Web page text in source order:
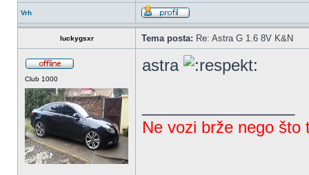
Vrh
luckygsxr Tema posta: Re: Astra G 1.6 8V K&N
Club 1000
astra
Ne vozi brže nego što